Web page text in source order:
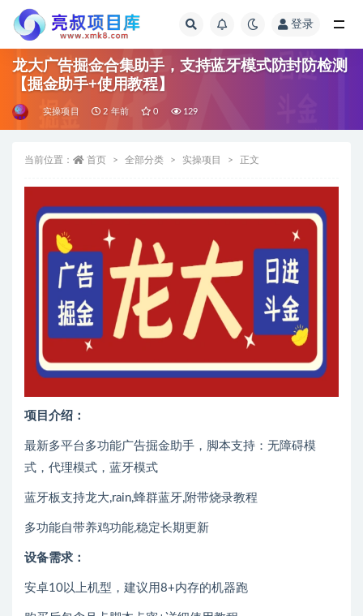
登录
龙大广告掘金合集助手，支持蓝牙模式防封防检测
【掘金助手+使用教程】
实操项目 2 年前 0 129
当前位置： 首页 全部分类 实操项目 正文
项目介绍：
最新多平台多功能广告掘金助手，脚本支持：无障碍模
式，代理模式，蓝牙模式
蓝牙板支持龙大,rain,蜂群蓝牙,附带烧录教程
多功能自带养鸡功能,稳定长期更新
设备需求：
安卓10以上机型，建议用8+内存的机器跑